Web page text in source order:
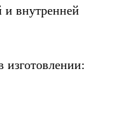
и внутренней
изготовлении: